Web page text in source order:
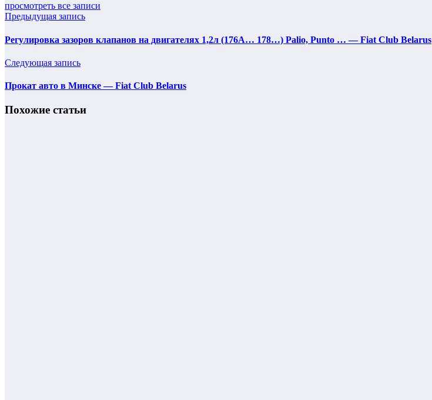
просмотреть все записи
Предыдущая запись
Регулировка зазоров клапанов на двигателях 1,2л (176A… 178…) Palio, Punto … — Fiat Club Belarus
Следующая запись
Прокат авто в Минске — Fiat Club Belarus
Похожие статьи